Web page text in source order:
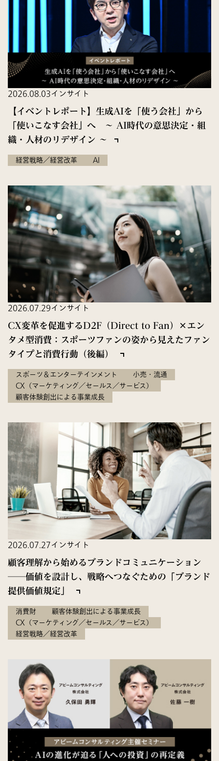
2026.08.03インサイト
【イベントレポート】生成AIを「使う会社」から
「使いこなす会社」へ ～ AI時代の意思決定・組
織・人材のリデザイン ～
経営戦略／経営改革 AI
2026.07.29インサイト
CX変革を促進するD2F（Direct to Fan）×エン
タメ型消費：スポーツファンの姿から見えたファン
タイプと消費行動（後編）
スポーツ＆エンターテインメント
小売・流通
CX（マーケティング／セールス／サービス）
顧客体験創出による事業成長
2026.07.27インサイト
顧客理解から始めるブランドコミュニケーション
──価値を設計し、戦略へつなぐための「ブランド
提供価値規定」
消費財
顧客体験創出による事業成長
CX（マーケティング／セールス／サービス）
経営戦略／経営改革